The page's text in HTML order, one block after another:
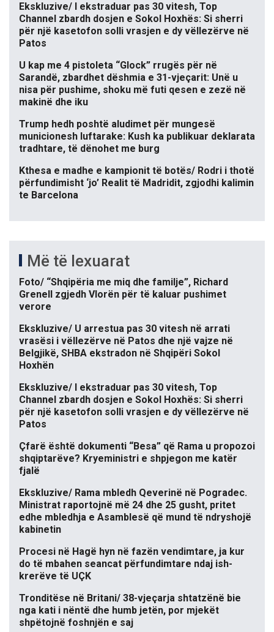
Ekskluzive/ I ekstraduar pas 30 vitesh, Top
Channel zbardh dosjen e Sokol Hoxhës: Si sherri
për një kasetofon solli vrasjen e dy vëllezërve në
Patos
U kap me 4 pistoleta “Glock” rrugës për në
Sarandë, zbardhet dëshmia e 31-vjeçarit: Unë u
nisa për pushime, shoku më futi qesen e zezë në
makinë dhe iku
Trump hedh poshtë aludimet për mungesë
municionesh luftarake: Kush ka publikuar deklarata
tradhtare, të dënohet me burg
Kthesa e madhe e kampionit të botës/ Rodri i thotë
përfundimisht ‘jo’ Realit të Madridit, zgjodhi kalimin
te Barcelona
Më të lexuarat
Foto/ “Shqipëria me miq dhe familje”, Richard
Grenell zgjedh Vlorën për të kaluar pushimet
verore
Ekskluzive/ U arrestua pas 30 vitesh në arrati
vrasësi i vëllezërve në Patos dhe një vajze në
Belgjikë, SHBA ekstradon në Shqipëri Sokol
Hoxhën
Ekskluzive/ I ekstraduar pas 30 vitesh, Top
Channel zbardh dosjen e Sokol Hoxhës: Si sherri
për një kasetofon solli vrasjen e dy vëllezërve në
Patos
Çfarë është dokumenti “Besa” që Rama u propozoi
shqiptarëve? Kryeministri e shpjegon me katër
fjalë
Ekskluzive/ Rama mbledh Qeverinë në Pogradec.
Ministrat raportojnë më 24 dhe 25 gusht, pritet
edhe mbledhja e Asamblesë që mund të ndryshojë
kabinetin
Procesi në Hagë hyn në fazën vendimtare, ja kur
do të mbahen seancat përfundimtare ndaj ish-
krerëve të UÇK
Tronditëse në Britani/ 38-vjeçarja shtatzënë bie
nga kati i nëntë dhe humb jetën, por mjekët
shpëtojnë foshnjën e saj